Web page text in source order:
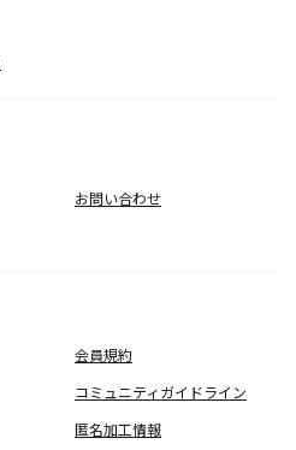
お問い合わせ
会員規約
コミュニティガイドライン
匿名加工情報